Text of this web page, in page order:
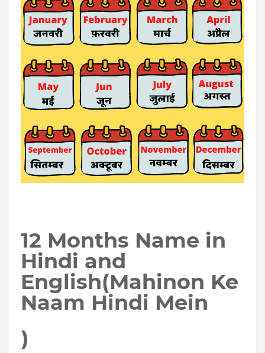
12 Months Name in
Hindi and
English(Mahinon Ke
Naam Hindi Mein
)